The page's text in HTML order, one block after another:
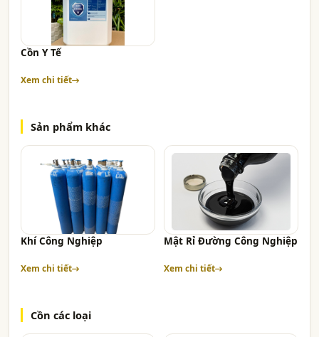
Cồn Y Tế
Xem chi tiết
Sản phẩm khác
Khí Công Nghiệp
Xem chi tiết
Mật Rỉ Đường Công Nghiệp
Xem chi tiết
Cồn các loại